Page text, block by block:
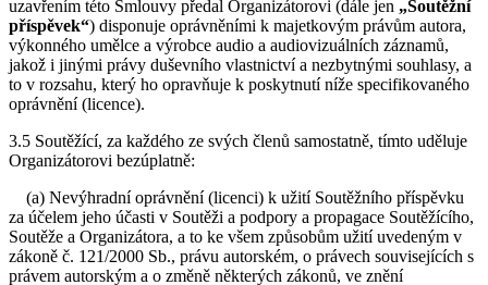
uzavřením této Smlouvy předal Organizátorovi (dále jen „Soutěžní
příspěvek“) disponuje oprávněními k majetkovým právům autora,
výkonného umělce a výrobce audio a audiovizuálních záznamů,
jakož i jinými právy duševního vlastnictví a nezbytnými souhlasy, a
to v rozsahu, který ho opravňuje k poskytnutí níže specifikovaného
oprávnění (licence).
3.5 Soutěžící, za každého ze svých členů samostatně, tímto uděluje
Organizátorovi bezúplatně:
(a) Nevýhradní oprávnění (licenci) k užití Soutěžního příspěvku
za účelem jeho účasti v Soutěži a podpory a propagace Soutěžícího,
Soutěže a Organizátora, a to ke všem způsobům užití uvedeným v
zákoně č. 121/2000 Sb., právu autorském, o právech souvisejících s
právem autorským a o změně některých zákonů, ve znění